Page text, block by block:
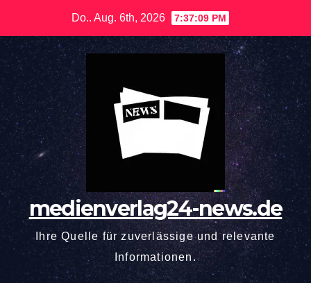
springen
Do.. Aug. 6th, 2026 7:37:10 PM
medienverlag24-news.de
Ihre Quelle für zuverlässige und relevante
Informationen.